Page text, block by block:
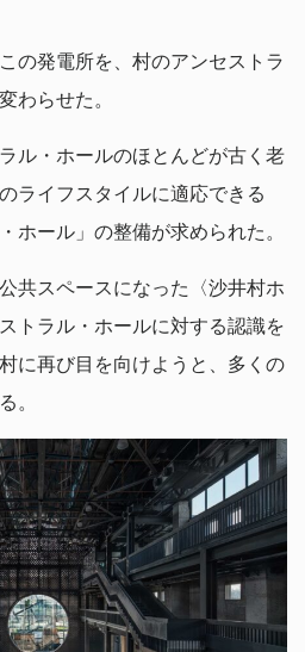
の発電所を、村のアンセストラ
わらせた。
ル・ホールのほとんどが古く老
ライフスタイルに適応できる
ホール」の整備が求められた。
共スペースになった〈沙井村ホ
トラル・ホールに対する認識を
に再び目を向けようと、多くの
。